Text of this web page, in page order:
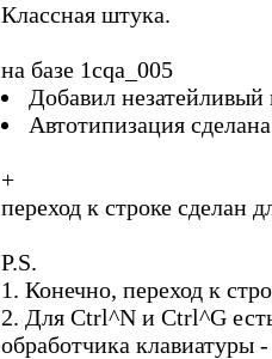
Классная штука.
на базе 1cqa_005
Добавил
Автотипизация
+
переход к строке сделан
P.S.
1. Конечно, переход к
2. Для Ctrl^N и Ctrl^G
обработчика клавиатуры